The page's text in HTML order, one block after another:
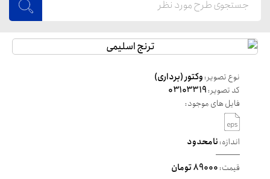
نوع تصویر:وکتور (برداری)
کد تصویر:03103319
فایل های موجود:
اندازه:نامحدود
قیمت:89000 تومان